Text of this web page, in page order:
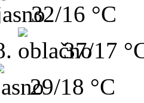
32/16 °C
37/17
29/18 °C